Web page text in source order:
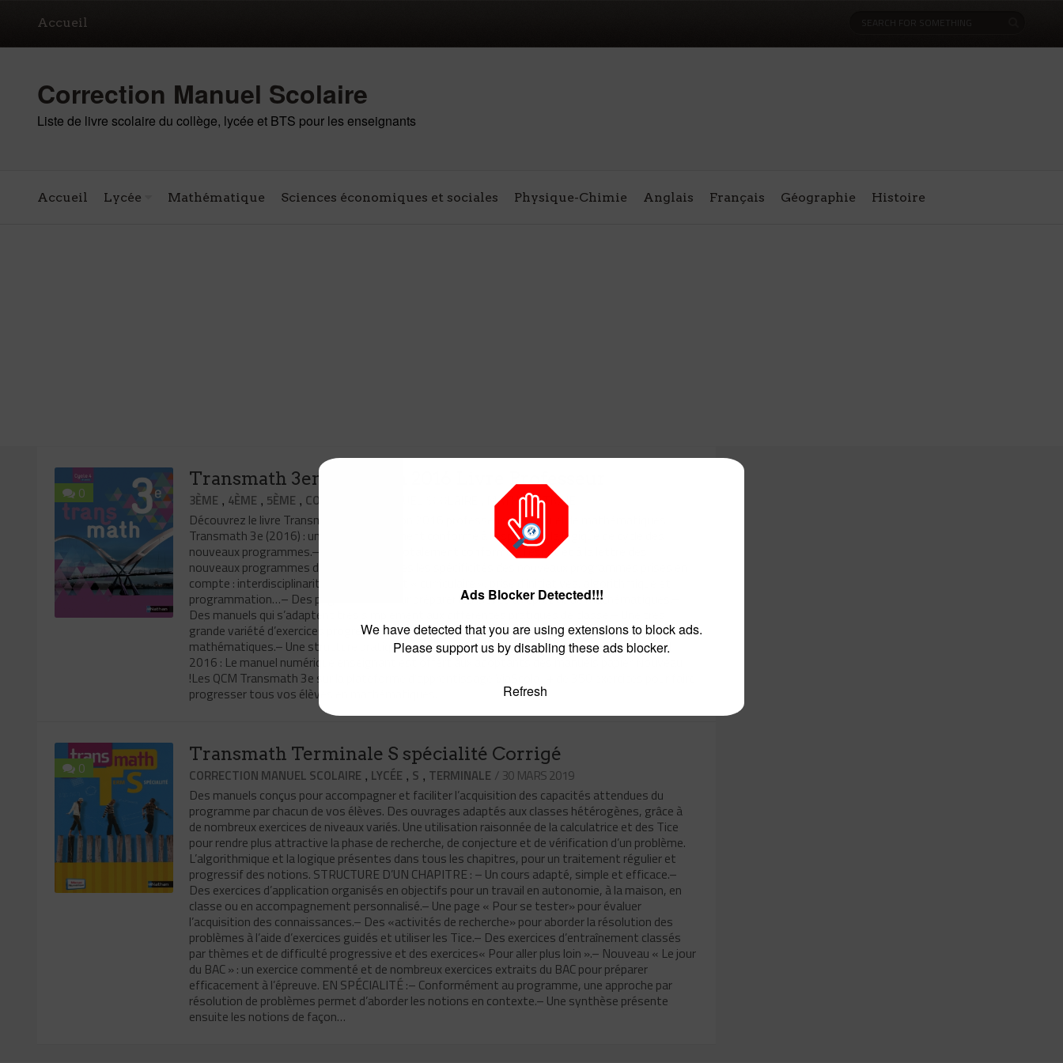
Accueil
Correction Manuel Scolaire
Liste de livre scolaire du collège, lycée et BTS pour les enseignants
Accueil Lycée Mathématique Sciences économiques et sociales Physique-Chimie Anglais Français Géographie Histoire
0
Transmath 3eme édition 2016 Livre Professeur
3ÈME , 4ÈME , 5ÈME , CORRECTION MANUEL SCOLAIRE MATHÉMATIQUE
Découvrez le livre Transmath 3eme édition 2016 professeur : Le manuel de mathématiques
Transmath 3e (2016) : un manuel totalement conforme à l’esprit et à la logique de cycle des
nouveaux programmes.– Une collection totalement conforme à l’esprit et à la lettre des
nouveaux programmes du cycle 4.– Toutes les spécificités des nouveaux programmes prises en
compte : interdisciplinarité, enseignement « curriculaire », prise d’initiatives, algorithmique et
programmation…– Des pages brevet pour préparer les élèves à l’épreuve de mathématiques.–
Des manuels qui s’adaptent très simplement aux différentes pratiques de classe.– Une très
grande variété d’exercices progressifs, des QCM, une prise en compte des compétences
mathématiques.– Une structure pratique et immédiate avec un cours en double page. Spécial
2016 : Le manuel numérique enseignant est offert aux adoptants des manuels papier Nouveau
!Les QCM Transmath 3e sur la plateforme d’apprentissage ViaScola : + de 350 exercices pour faire
progresser tous vos élèves en mathématiques.
0
Transmath Terminale S spécialité Corrigé
CORRECTION MANUEL SCOLAIRE , LYCÉE , S , TERMINALE / 30 MARS 2019
Des manuels conçus pour accompagner et faciliter l’acquisition des capacités attendues du
programme par chacun de vos élèves. Des ouvrages adaptés aux classes hétérogènes, grâce à
de nombreux exercices de niveaux variés. Une utilisation raisonnée de la calculatrice et des Tice
pour rendre plus attractive la phase de recherche, de conjecture et de vérification d’un problème.
L’algorithmique et la logique présentes dans tous les chapitres, pour un traitement régulier et
progressif des notions. STRUCTURE D’UN CHAPITRE : – Un cours adapté, simple et efficace.–
Des exercices d’application organisés en objectifs pour un travail en autonomie, à la maison, en
classe ou en accompagnement personnalisé.– Une page « Pour se tester» pour évaluer
l’acquisition des connaissances.– Des «activités de recherche» pour aborder la résolution des
problèmes à l’aide d’exercices guidés et utiliser les Tice.– Des exercices d’entraînement classés
par thèmes et de difficulté progressive et des exercices« Pour aller plus loin ».– Nouveau « Le jour
du BAC » : un exercice commenté et de nombreux exercices extraits du BAC pour préparer
efficacement à l’épreuve. EN SPÉCIALITÉ :– Conformément au programme, une approche par
résolution de problèmes permet d’aborder les notions en contexte.– Une synthèse présente
ensuite les notions de façon…
Ads Blocker Detected!!!
We have detected that you are using extensions to block ads.
Please support us by disabling these ads blocker.
Refresh